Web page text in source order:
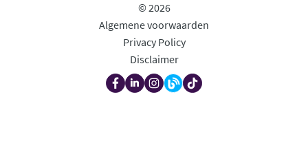
© 2026
Algemene voorwaarden
Privacy Policy
Disclaimer